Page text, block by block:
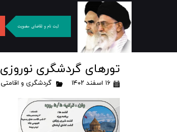
ثبت نام و تقاضای عضویت
تورهای گردشگری نوروزی
۱۶ اسفند ۱۴۰۲ گردشگری و اقامتی